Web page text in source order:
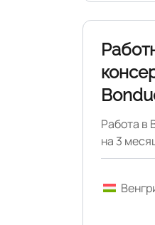
Работа в
на 3